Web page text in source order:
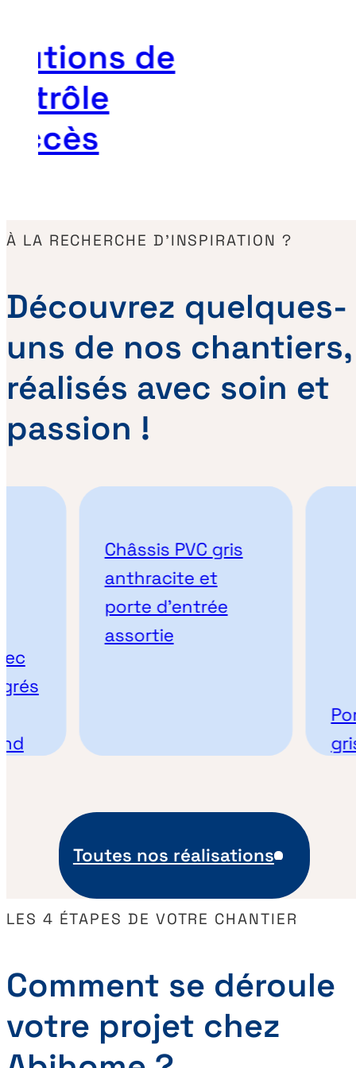
de
À LA RECHERCHE D’INSPIRATION ?
Découvrez quelques-
uns de nos chantiers,
réalisés avec soin et
passion !
Châssis PVC gris
anthracite et
porte d’entrée
assortie
gris
Toutes nos réalisations
LES 4 ÉTAPES DE VOTRE CHANTIER
Comment se déroule
votre projet chez